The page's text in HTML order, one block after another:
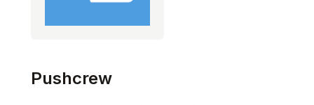
Pushcrew